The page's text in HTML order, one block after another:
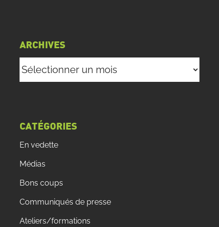
ARCHIVES
CATÉGORIES
En vedette
Médias
Bons coups
Communiqués de presse
Ateliers/formations